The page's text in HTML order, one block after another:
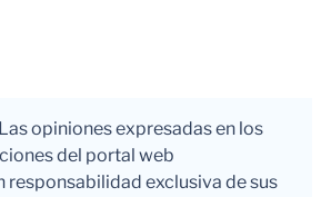
opiniones expresadas en los
del portal web
responsabilidad exclusiva de sus